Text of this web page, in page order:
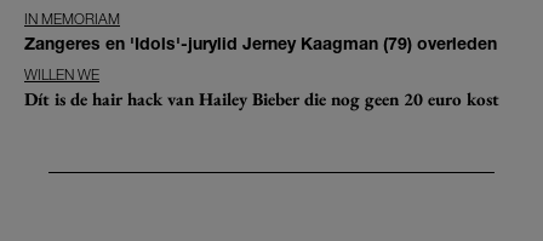
IN MEMORIAM
Zangeres en 'Idols'-jurylid Jerney Kaagman (79) overleden
WILLEN WE
Dít is de hair hack van Hailey Bieber die nog geen 20 euro kost